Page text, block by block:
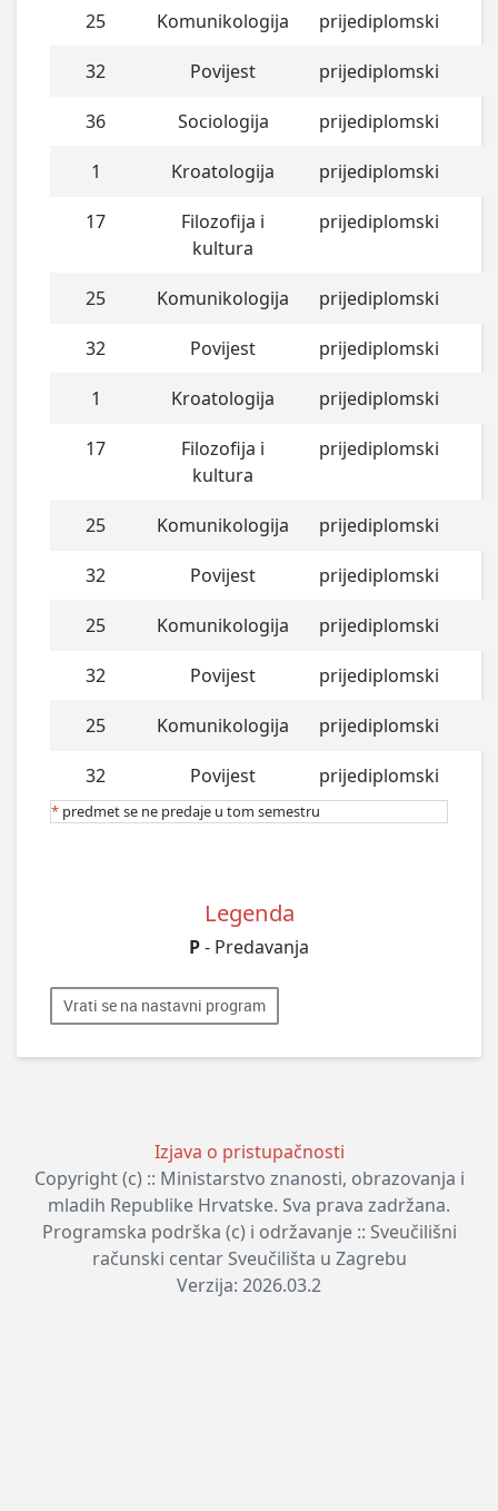
25 Komunikologija prijediplomski
32 Povijest prijediplomski
36 Sociologija prijediplomski
1 Kroatologija prijediplomski
17
Filozofija i
kultura
prijediplomski
25 Komunikologija prijediplomski
32 Povijest prijediplomski
1 Kroatologija prijediplomski
17
Filozofija i
kultura
prijediplomski
25 Komunikologija prijediplomski
32 Povijest prijediplomski
25 Komunikologija prijediplomski
32 Povijest prijediplomski
25 Komunikologija prijediplomski
32 Povijest prijediplomski
* predmet se ne predaje u tom semestru
Legenda
P- Predavanja
Vrati se na nastavni program
Izjava o pristupačnosti
Copyright (c) :: Ministarstvo znanosti, obrazovanja i
mladih Republike Hrvatske. Sva prava zadržana.
Programska podrška (c) i održavanje :: Sveučilišni
računski centar Sveučilišta u Zagrebu
Verzija: 2026.03.2